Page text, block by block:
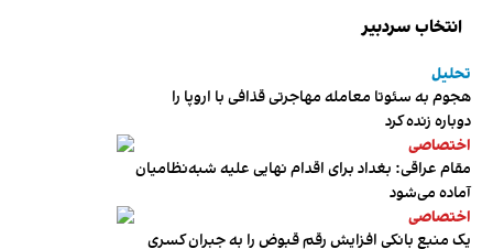
انتخاب سردبیر
تحلیل
هجوم به سئوتا معامله مهاجرتی قذافی با اروپا را
دوباره زنده کرد
اختصاصی
مقام عراقی: بغداد برای اقدام نهایی علیه شبه‌نظامیان
آماده می‌شود
اختصاصی
یک منبع بانکی افزایش رقم قبوض را به جبران کسری